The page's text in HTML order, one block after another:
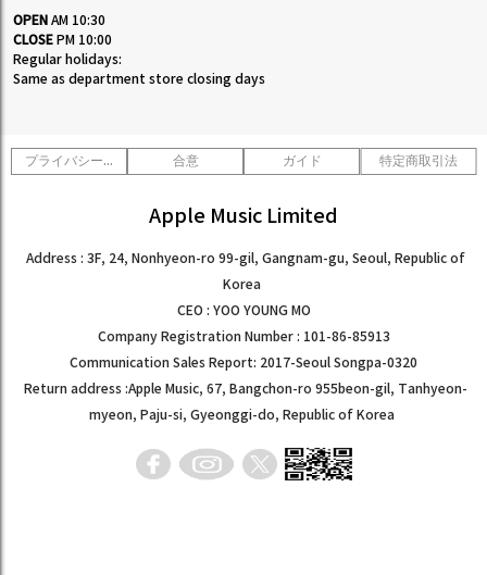
OPEN AM 10:30
CLOSE PM 10:00
Regular holidays:
Same as department store closing days
プライバシーポリシー 合意 ガイド 特定商取引法
Apple Music Limited
Address : 3F, 24, Nonhyeon-ro 99-gil, Gangnam-gu, Seoul, Republic of
Korea
CEO : YOO YOUNG MO
Company Registration Number : 101-86-85913
Communication Sales Report: 2017-Seoul Songpa-0320
Return address :Apple Music, 67, Bangchon-ro 955beon-gil, Tanhyeon-
myeon, Paju-si, Gyeonggi-do, Republic of Korea